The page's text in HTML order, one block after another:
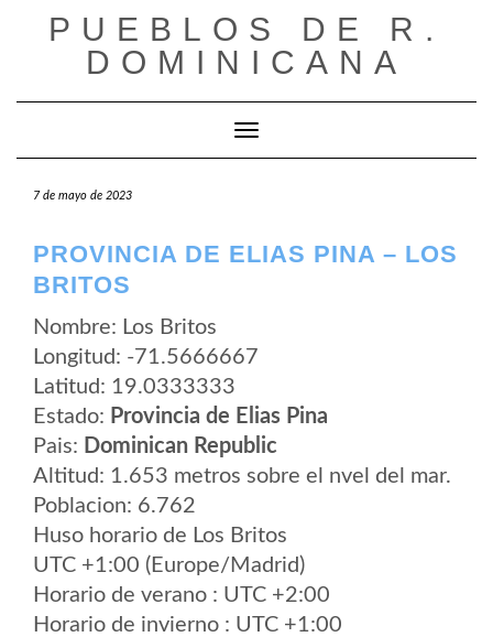
PUEBLOS DE R.
DOMINICANA
Cambiar modo de navegación
7 de mayo de 2023
PROVINCIA DE ELIAS PINA – LOS
BRITOS
Nombre: Los Britos
Longitud: -71.5666667
Latitud: 19.0333333
Estado: Provincia de Elias Pina
Pais: Dominican Republic
Altitud: 1.653 metros sobre el nvel del mar.
Poblacion: 6.762
Huso horario de Los Britos
UTC +1:00 (Europe/Madrid)
Horario de verano : UTC +2:00
Horario de invierno : UTC +1:00